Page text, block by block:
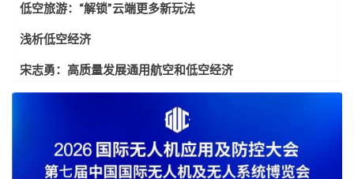
低空旅游：“解锁”云端更多新玩法
浅析低空经济
宋志勇：高质量发展通用航空和低空经济